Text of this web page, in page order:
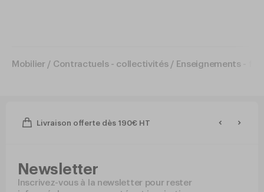
Mobilier / Contractuels - collectivités / Enseignements -
Livraison offerte dès 190€ HT
Newsletter
Inscrivez-vous à la newsletter pour rester